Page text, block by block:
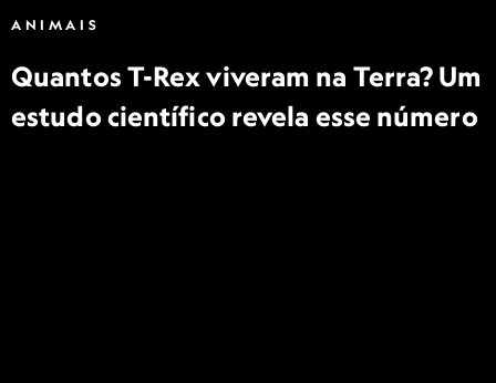
ANIMAIS
Quantos T-Rex viveram na Terra? Um
estudo científico revela esse número